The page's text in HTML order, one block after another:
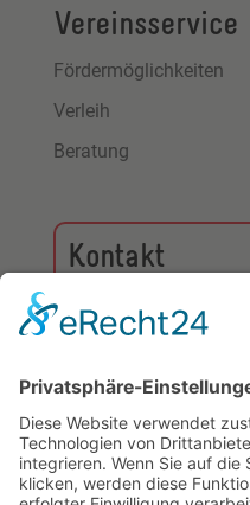
Vereinsservice
Fördermöglichkeiten
Verleih
Beratung
Kontakt
Sportjugend Köln
50858 Köln
Tel: 0221-921 300 32
Fax: 0221-921 300 31